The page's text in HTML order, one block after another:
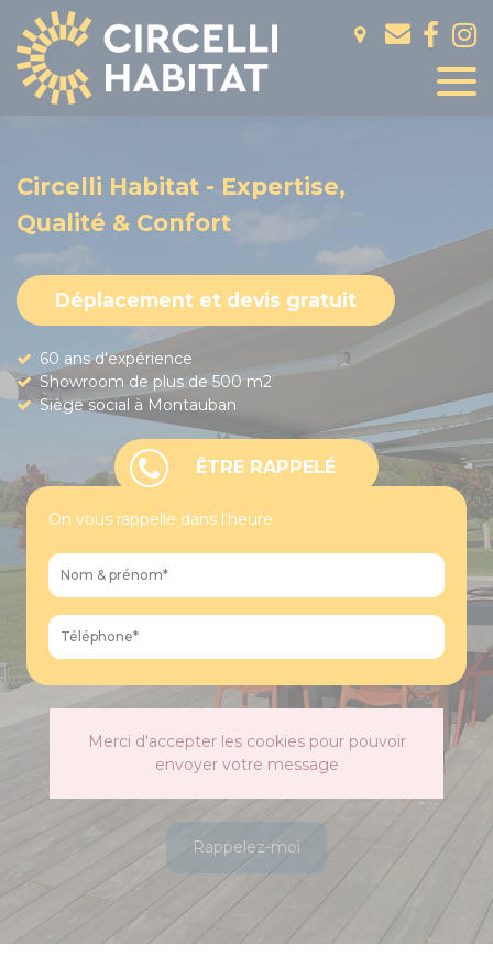
Circelli Habitat - Expertise,
Qualité & Confort
Déplacement et devis gratuit
60 ans d'expérience
Showroom de plus de 500 m2
Siège social à Montauban
ÊTRE RAPPELÉ
On vous rappelle dans l'heure
Merci d'accepter les cookies pour pouvoir
envoyer votre message
Rappelez-moi
Panneau de gestion des cookies